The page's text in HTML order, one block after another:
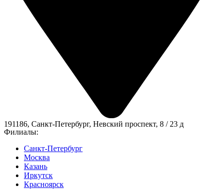
191186, Санкт-Петербург, Невский проспект, 8 / 23 д
Филиалы:
Санкт-Петербург
Москва
Казань
Иркутск
Красноярск